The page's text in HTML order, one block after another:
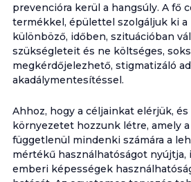
prevencióra kerül a hangsúly. A fő
termékkel, épülettel szolgáljuk ki a
különböző, időben, szituációban
szükségleteit és ne költséges,
megkérdőjelezhető, stigmatizáló
akadálymentesítéssel.
Ahhoz, hogy a céljainkat elérjük, és
környezetet hozzunk létre, amely
függetlenül mindenki számára a
mértékű használhatóságot nyújtja,
emberi képességek